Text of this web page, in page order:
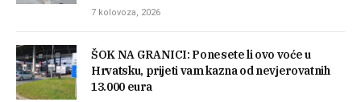
7 kolovoza, 2026
ŠOK NA GRANICI: Ponesete li ovo voće u
Hrvatsku, prijeti vam kazna od nevjerovatnih
13.000 eura